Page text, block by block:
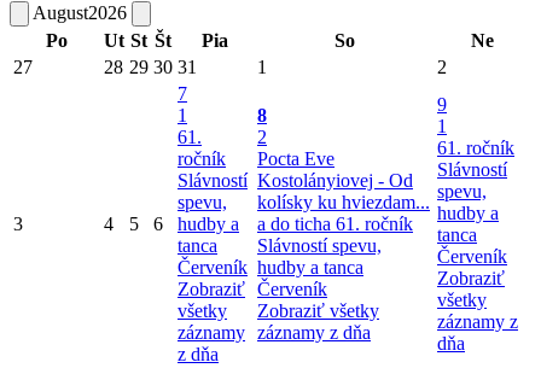
August2026
Po
Ut St Št Pia So
Ne
27
28 29 30 31 1 2
3 4 5 6
7
1
61.
ročník
Slávností
spevu,
hudby a
tanca
Červeník
Zobraziť
všetky
záznamy
z dňa
8
2
Pocta Eve
Kostolányiovej - Od
kolísky ku hviezdam...
a do ticha 61. ročník
Slávností spevu,
hudby a tanca
Červeník
Zobraziť všetky
záznamy z dňa
9
1
61. ročník
Slávností
spevu,
hudby a
tanca
Červeník
Zobraziť
všetky
záznamy z
dňa